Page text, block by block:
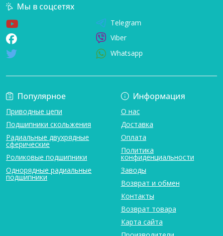
Популярное
Приводные цепи
Подшипники скольжения
Радиальные двухрядные
сферические
Роликовые подшипники
Однорядные радиальные
подшипники
Информация
О нас
Доставка
Оплата
Политика
конфиденциальности
Заводы
Возврат и обмен
Контакты
Возврат товара
Карта сайта
Мы в соцсетях
Telegram
Viber
Whatsapp